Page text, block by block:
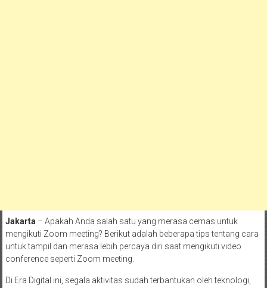
Jakarta– Apakah Anda salah satu yang merasa cemas untuk
mengikuti Zoom meeting? Berikut adalah beberapa tips tentang cara
untuk tampil dan merasa lebih percaya diri saat mengikuti video
conference seperti Zoom meeting.
Di Era Digital ini, segala aktivitas sudah terbantukan oleh teknologi,